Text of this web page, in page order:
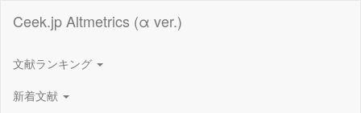
Ceek.jp Altmetrics (α ver.)
文献ランキング
新着文献